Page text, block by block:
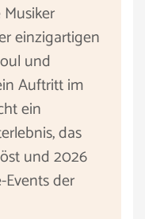
einzigartigen
und
Auftritt im
ein
das
und 2026
der